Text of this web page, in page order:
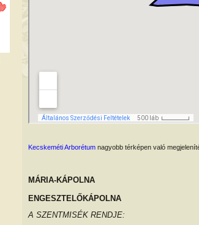
Kecskeméti Arborétum nagyobb térképen való
MÁRIA-KÁPOLNA
ENGESZTELŐKÁPOLNA
A SZENTMISÉK RENDJE: